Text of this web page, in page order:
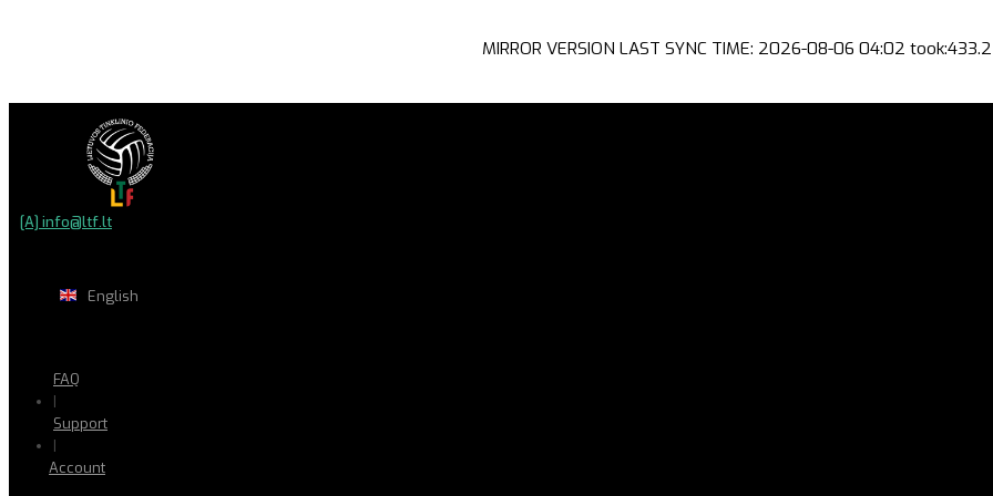
MIRROR VERSION LAST SYNC TIME: 2026-08-06 04:02
[A] info@ltf.lt
English
FAQ
|
Support
|
Account